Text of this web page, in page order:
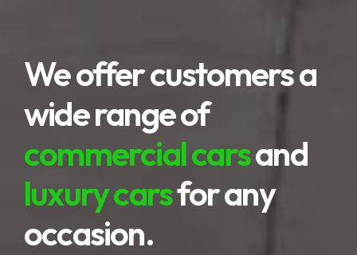
We offer customers a
wide range of
commercial carsand
luxury carsfor any
occasion.